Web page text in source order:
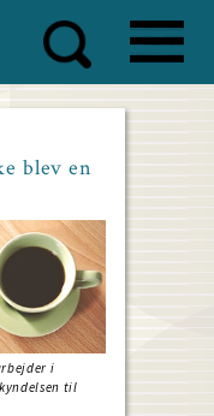
blev en
i
til